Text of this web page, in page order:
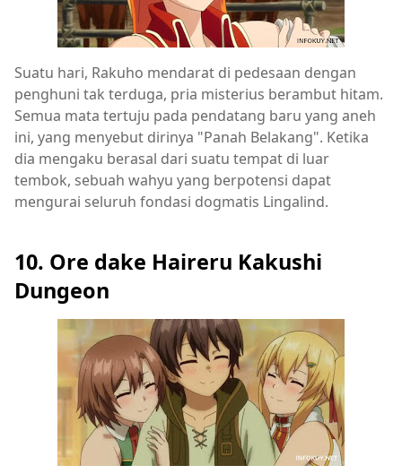
Suatu hari, Rakuho mendarat di pedesaan dengan
penghuni tak terduga, pria misterius berambut hitam.
Semua mata tertuju pada pendatang baru yang aneh
ini, yang menyebut dirinya "Panah Belakang". Ketika
dia mengaku berasal dari suatu tempat di luar
tembok, sebuah wahyu yang berpotensi dapat
mengurai seluruh fondasi dogmatis Lingalind.
10. Ore dake Haireru Kakushi
Dungeon